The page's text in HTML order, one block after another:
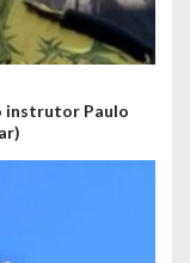
instrutor Paulo